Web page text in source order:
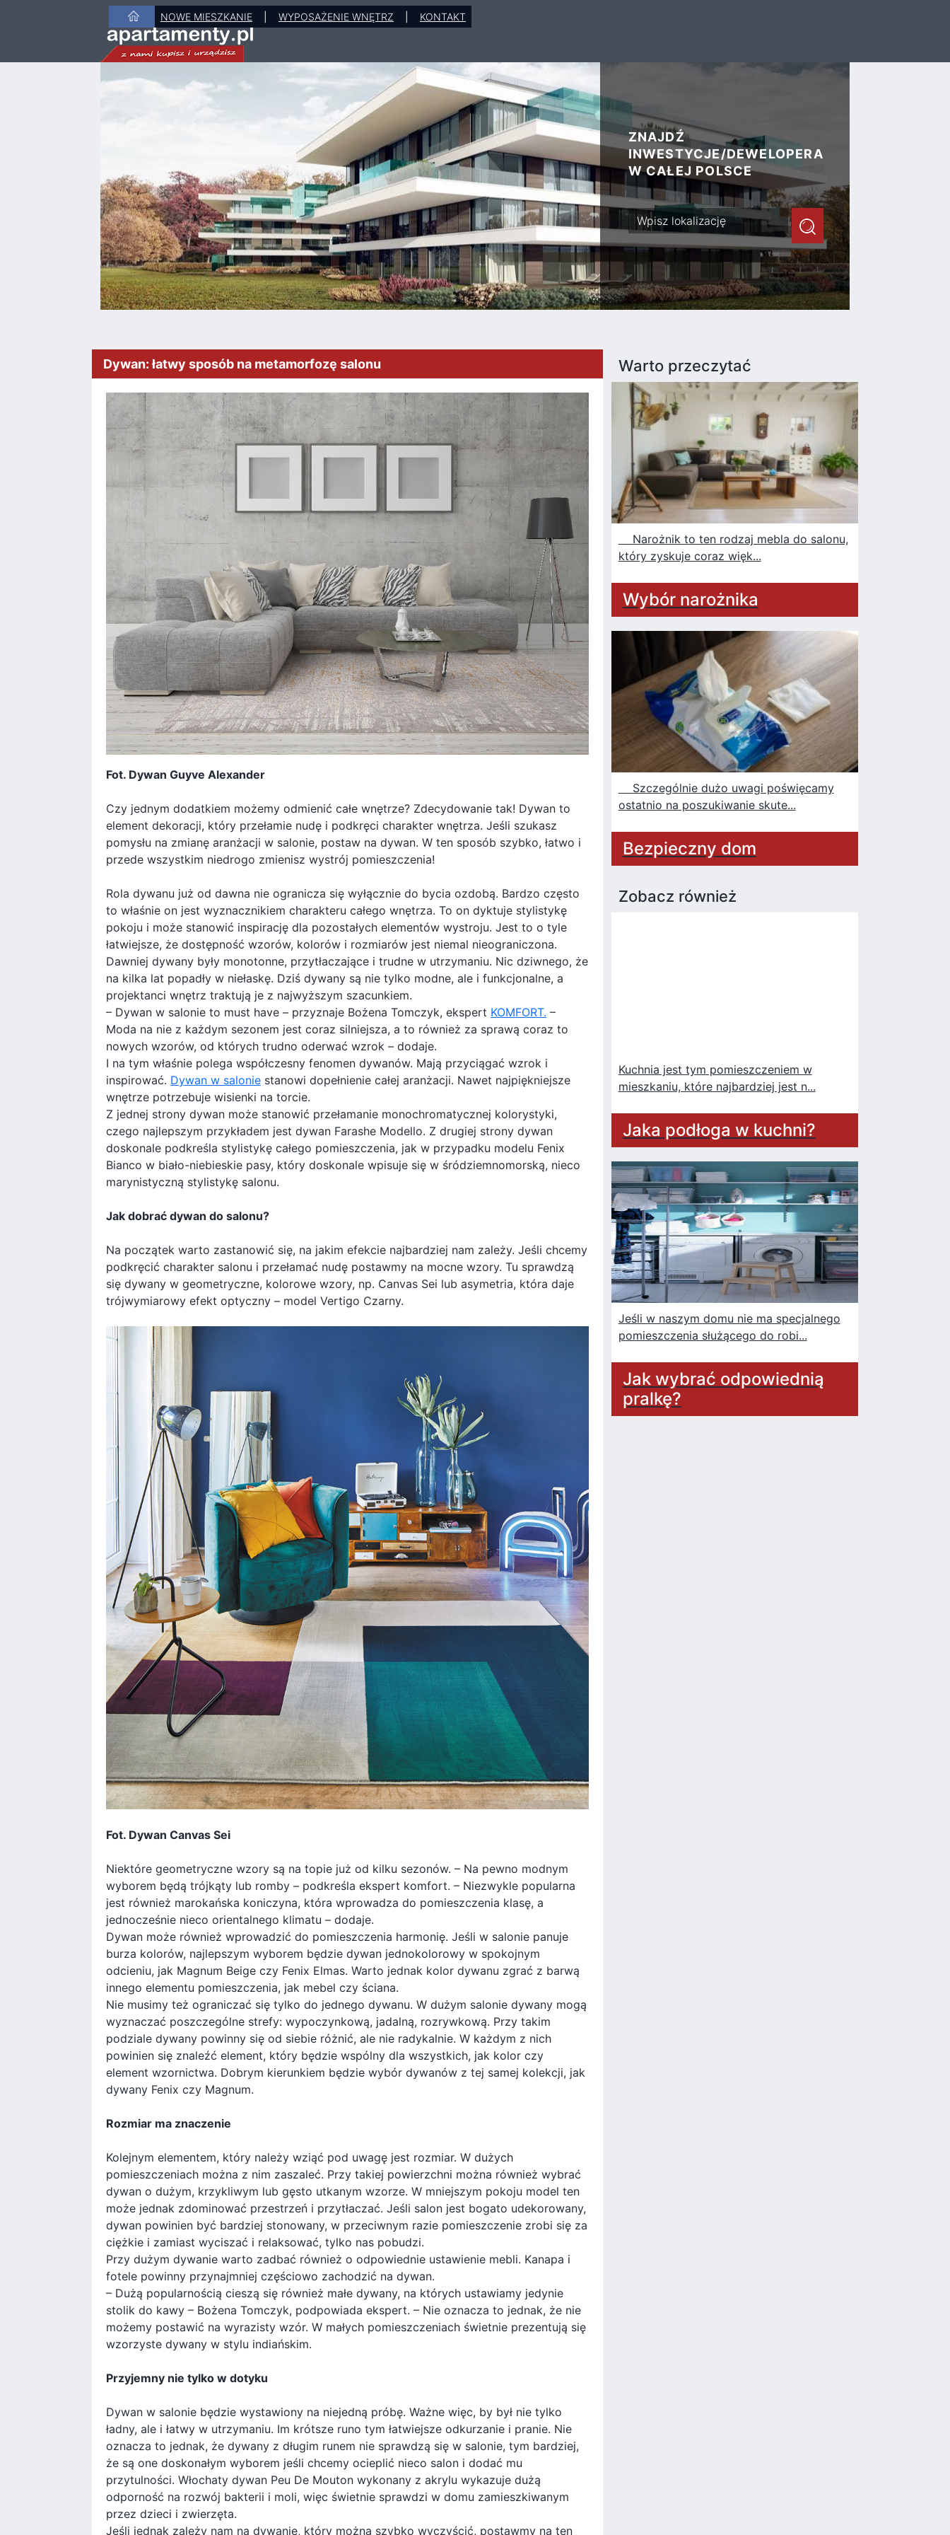
NOWE MIESZKANIE WYPOSAŻENIE WNĘTRZ KONTAKT
ZNAJDŹ
INWESTYCJE/DEWELOPERA
W CAŁEJ POLSCE
Dywan: łatwy sposób na metamorfozę salonu
Fot. Dywan Guyve Alexander
Czy jednym dodatkiem możemy odmienić całe wnętrze? Zdecydowanie tak! Dywan to
element dekoracji, który przełamie nudę i podkręci charakter wnętrza. Jeśli szukasz
pomysłu na zmianę aranżacji w salonie, postaw na dywan. W ten sposób szybko, łatwo i
przede wszystkim niedrogo zmienisz wystrój pomieszczenia!
Rola dywanu już od dawna nie ogranicza się wyłącznie do bycia ozdobą. Bardzo często
to właśnie on jest wyznacznikiem charakteru całego wnętrza. To on dyktuje stylistykę
pokoju i może stanowić inspirację dla pozostałych elementów wystroju. Jest to o tyle
łatwiejsze, że dostępność wzorów, kolorów i rozmiarów jest niemal nieograniczona.
Dawniej dywany były monotonne, przytłaczające i trudne w utrzymaniu. Nic dziwnego, że
na kilka lat popadły w niełaskę. Dziś dywany są nie tylko modne, ale i funkcjonalne, a
projektanci wnętrz traktują je z najwyższym szacunkiem.
– Dywan w salonie to must have – przyznaje Bożena Tomczyk, ekspert KOMFORT. –
Moda na nie z każdym sezonem jest coraz silniejsza, a to również za sprawą coraz to
nowych wzorów, od których trudno oderwać wzrok – dodaje.
I na tym właśnie polega współczesny fenomen dywanów. Mają przyciągać wzrok i
inspirować. Dywan w salonie stanowi dopełnienie całej aranżacji. Nawet najpiękniejsze
wnętrze potrzebuje wisienki na torcie.
Z jednej strony dywan może stanowić przełamanie monochromatycznej kolorystyki,
czego najlepszym przykładem jest dywan Farashe Modello. Z drugiej strony dywan
doskonale podkreśla stylistykę całego pomieszczenia, jak w przypadku modelu Fenix
Bianco w biało-niebieskie pasy, który doskonale wpisuje się w śródziemnomorską, nieco
marynistyczną stylistykę salonu.
Jak dobrać dywan do salonu?
Na początek warto zastanowić się, na jakim efekcie najbardziej nam zależy. Jeśli chcemy
podkręcić charakter salonu i przełamać nudę postawmy na mocne wzory. Tu sprawdzą
się dywany w geometryczne, kolorowe wzory, np. Canvas Sei lub asymetria, która daje
trójwymiarowy efekt optyczny – model Vertigo Czarny.
Fot. Dywan Canvas Sei
Niektóre geometryczne wzory są na topie już od kilku sezonów. – Na pewno modnym
wyborem będą trójkąty lub romby – podkreśla ekspert komfort. – Niezwykle popularna
jest również marokańska koniczyna, która wprowadza do pomieszczenia klasę, a
jednocześnie nieco orientalnego klimatu – dodaje.
Dywan może również wprowadzić do pomieszczenia harmonię. Jeśli w salonie panuje
burza kolorów, najlepszym wyborem będzie dywan jednokolorowy w spokojnym
odcieniu, jak Magnum Beige czy Fenix Elmas. Warto jednak kolor dywanu zgrać z barwą
innego elementu pomieszczenia, jak mebel czy ściana.
Nie musimy też ograniczać się tylko do jednego dywanu. W dużym salonie dywany mogą
wyznaczać poszczególne strefy: wypoczynkową, jadalną, rozrywkową. Przy takim
podziale dywany powinny się od siebie różnić, ale nie radykalnie. W każdym z nich
powinien się znaleźć element, który będzie wspólny dla wszystkich, jak kolor czy
element wzornictwa. Dobrym kierunkiem będzie wybór dywanów z tej samej kolekcji, jak
dywany Fenix czy Magnum.
Rozmiar ma znaczenie
Kolejnym elementem, który należy wziąć pod uwagę jest rozmiar. W dużych
pomieszczeniach można z nim zaszaleć. Przy takiej powierzchni można również wybrać
dywan o dużym, krzykliwym lub gęsto utkanym wzorze. W mniejszym pokoju model ten
może jednak zdominować przestrzeń i przytłaczać. Jeśli salon jest bogato udekorowany,
dywan powinien być bardziej stonowany, w przeciwnym razie pomieszczenie zrobi się za
ciężkie i zamiast wyciszać i relaksować, tylko nas pobudzi.
Przy dużym dywanie warto zadbać również o odpowiednie ustawienie mebli. Kanapa i
fotele powinny przynajmniej częściowo zachodzić na dywan.
– Dużą popularnością cieszą się również małe dywany, na których ustawiamy jedynie
stolik do kawy – Bożena Tomczyk, podpowiada ekspert. – Nie oznacza to jednak, że nie
możemy postawić na wyrazisty wzór. W małych pomieszczeniach świetnie prezentują się
wzorzyste dywany w stylu indiańskim.
Przyjemny nie tylko w dotyku
Dywan w salonie będzie wystawiony na niejedną próbę. Ważne więc, by był nie tylko
ładny, ale i łatwy w utrzymaniu. Im krótsze runo tym łatwiejsze odkurzanie i pranie. Nie
oznacza to jednak, że dywany z długim runem nie sprawdzą się w salonie, tym bardziej,
że są one doskonałym wyborem jeśli chcemy ocieplić nieco salon i dodać mu
przytulności. Włochaty dywan Peu De Mouton wykonany z akrylu wykazuje dużą
odporność na rozwój bakterii i moli, więc świetnie sprawdzi w domu zamieszkiwanym
przez dzieci i zwierzęta.
Jeśli jednak zależy nam na dywanie, który można szybko wyczyścić, postawmy na ten
Warto przeczytać
Narożnik to ten rodzaj mebla do salonu,
który zyskuje coraz więk...
Wybór narożnika
Szczególnie dużo uwagi poświęcamy
ostatnio na poszukiwanie skute...
Bezpieczny dom
Zobacz również
Kuchnia jest tym pomieszczeniem w
mieszkaniu, które najbardziej jest n...
Jaka podłoga w kuchni?
Jeśli w naszym domu nie ma specjalnego
pomieszczenia służącego do robi...
Jak wybrać odpowiednią
pralkę?